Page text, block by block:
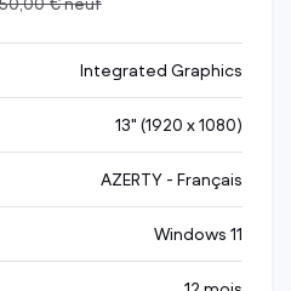
Integrated Graphics
13" (1920 x 1080)
AZERTY - Français
Windows 11